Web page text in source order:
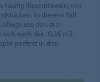
häufig Illustrationen, mit
In diesem Fall
aus den drei
auch das "0,36 m2
perfekt in den